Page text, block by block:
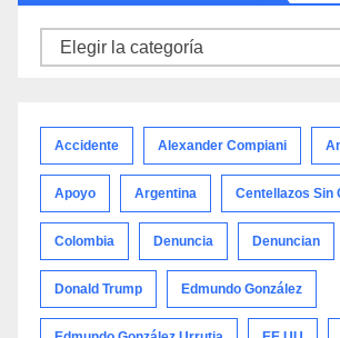
Noticias
Accidente Alexander Compiani
Apoyo Argentina Centellazos Sin
Colombia Denuncia Denuncian
Donald Trump Edmundo González